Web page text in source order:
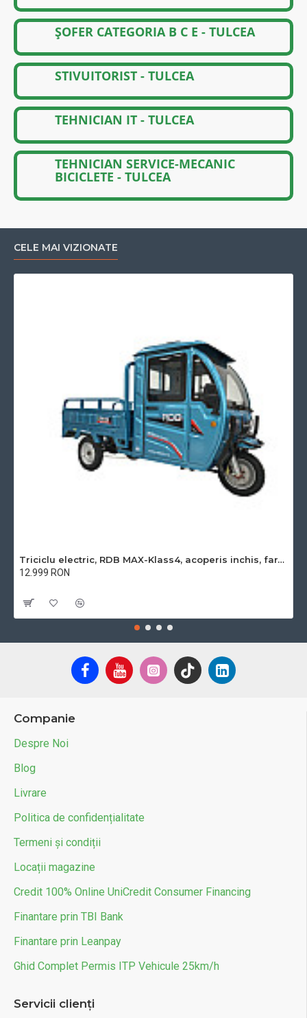
ȘOFER CATEGORIA B C E - TULCEA
STIVUITORIST - TULCEA
TEHNICIAN IT - TULCEA
TEHNICIAN SERVICE-MECANIC
BICICLETE - TULCEA
CELE MAI VIZIONATE
Triciclu electric, RDB MAX-Klass4, acoperis inchis, fara permis, 72V 32Ah, 4000W, 25km/h
12.999 RON
Companie
Despre Noi
Blog
Livrare
Politica de confidențialitate
Termeni și condiții
Locații magazine
Credit 100% Online UniCredit Consumer Financing
Finantare prin TBI Bank
Finantare prin Leanpay
Ghid Complet Permis ITP Vehicule 25km/h
Servicii clienți